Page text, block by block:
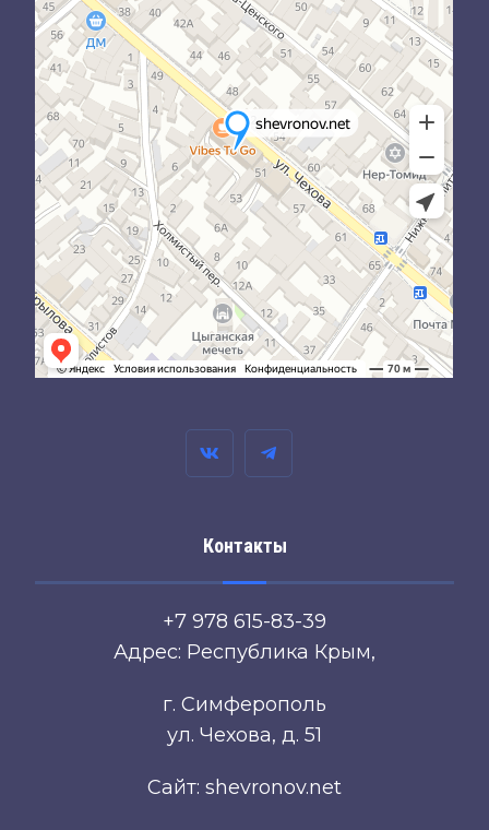
Контакты
+7 978 615-83-39
Адрес: Республика Крым,
г. Симферополь
ул. Чехова, д. 51
Сайт: shevronov.net